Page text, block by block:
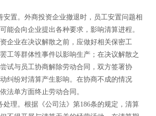
置。外商投资企业撤退时，员工安置问题相
能会向企业提出各种要求，影响清算进程。
企业在决议解散之前，应做好相关保密工
工等群体性事件以影响生产；在决议解散之
试与员工协商解除劳动合同，双方签署协
纠纷对清算产生影响。在协商不成的情况
法单方面终止劳动合同。
理。根据《公司法》第186条的规定，清算